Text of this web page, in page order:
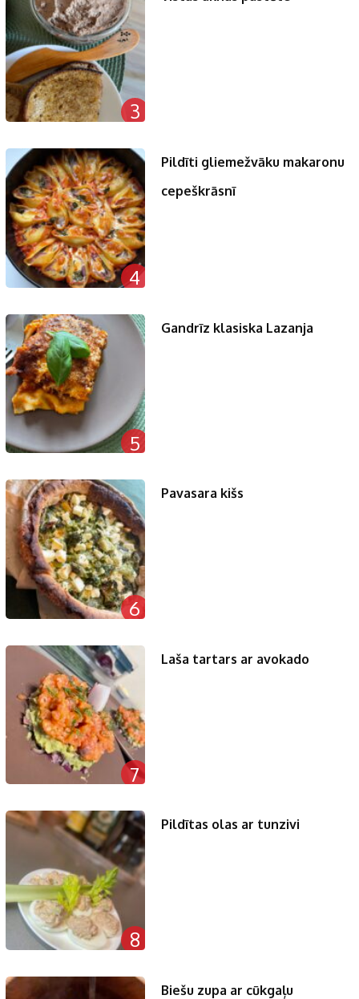
3
4
Pildīti gliemežvāku makaronu
cepeškrāsnī
5
Gandrīz klasiska Lazanja
6
Pavasara kišs
7
Laša tartars ar avokado
8
Pildītas olas ar tunzivi
Biešu zupa ar cūkgaļu